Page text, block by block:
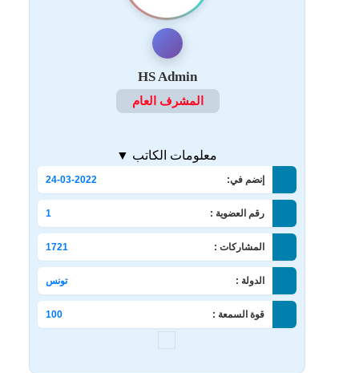
HS Admin
المشرف العام
معلومات الكاتب ▼
إنضم في: 24-03-2022
رقم العضوية : 1
المشاركات : 1721
الدولة : تونس
قوة السمعة : 100